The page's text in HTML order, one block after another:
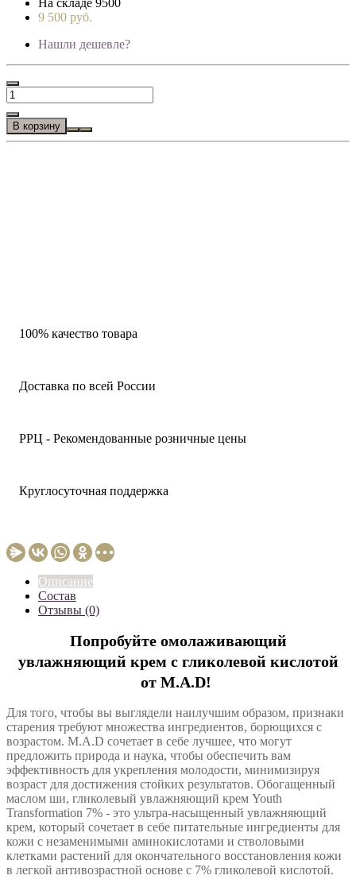
9 500 руб.
Нашли дешевле?
В корзину
100% качество товара
Доставка по всей России
РРЦ - Рекомендованные розничные цены
Круглосуточная поддержка
Описание
Состав
Отзывы (0)
Попробуйте омолаживающий
увлажняющий крем с гликолевой кислотой
от M.A.D!
Для того, чтобы вы выглядели наилучшим образом, признаки
старения требуют множества ингредиентов, борющихся с
возрастом. M.A.D сочетает в себе лучшее, что могут
предложить природа и наука, чтобы обеспечить вам
эффективность для укрепления молодости, минимизируя
возраст для достижения стойких результатов. Обогащенный
маслом ши, гликолевый увлажняющий крем Youth
Transformation 7% - это ультра-насыщенный увлажняющий
крем, который сочетает в себе питательные ингредиенты для
кожи с незаменимыми аминокислотами и стволовыми
клетками растений для окончательного восстановления кожи
в легкой антивозрастной основе с 7% гликолевой кислотой.